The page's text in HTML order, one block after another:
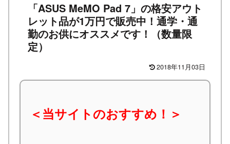
「ASUS MeMO Pad 7」の格安アウト
レット品が1万円で販売中！通学・通
勤のお供にオススメです！（数量限
定）
2018年11月03日
＜当サイトのおすすめ！＞